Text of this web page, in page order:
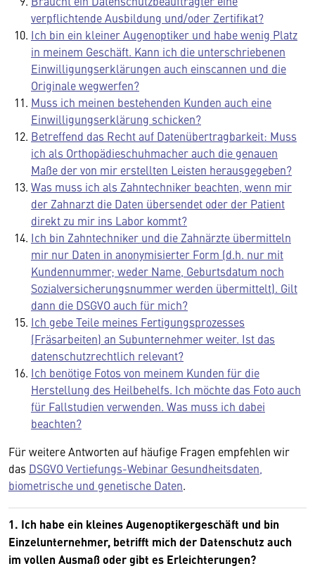
verpflichtende Ausbildung und/oder Zertifikat?
Ich bin ein kleiner Augenoptiker und habe wenig Platz
in meinem Geschäft. Kann ich die unterschriebenen
Einwilligungserklärungen auch einscannen und die
Originale wegwerfen?
Muss ich meinen bestehenden Kunden auch eine
Einwilligungserklärung schicken?
Betreffend das Recht auf Datenübertragbarkeit: Muss
ich als Orthopädieschuhmacher auch die genauen
Maße der von mir erstellten Leisten herausgegeben?
Was muss ich als Zahntechniker beachten, wenn mir
der Zahnarzt die Daten übersendet oder der Patient
direkt zu mir ins Labor kommt?
Ich bin Zahntechniker und die Zahnärzte übermitteln
mir nur Daten in anonymisierter Form (d.h. nur mit
Kundennummer; weder Name, Geburtsdatum noch
Sozialversicherungsnummer werden übermittelt). Gilt
dann die DSGVO auch für mich?
Ich gebe Teile meines Fertigungsprozesses
(Fräsarbeiten) an Subunternehmer weiter. Ist das
datenschutzrechtlich relevant?
Ich benötige Fotos von meinem Kunden für die
Herstellung des Heilbehelfs. Ich möchte das Foto auch
für Fallstudien verwenden. Was muss ich dabei
beachten?
Für weitere Antworten auf häufige Fragen empfehlen wir
das DSGVO Vertiefungs-Webinar Gesundheitsdaten,
biometrische und genetische Daten.
1. Ich habe ein kleines Augenoptikergeschäft und bin
Einzelunternehmer, betrifft mich der Datenschutz auch
im vollen Ausmaß oder gibt es Erleichterungen?